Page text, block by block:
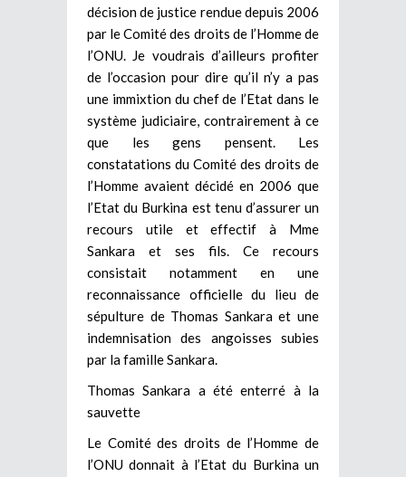
décision de justice rendue depuis 2006
par le Comité des droits de l’Homme de
l’ONU. Je voudrais d’ailleurs profiter
de l’occasion pour dire qu’il n’y a pas
une immixtion du chef de l’Etat dans le
système judiciaire, contrairement à ce
que les gens pensent. Les
constatations du Comité des droits de
l’Homme avaient décidé en 2006 que
l’Etat du Burkina est tenu d’assurer un
recours utile et effectif à Mme
Sankara et ses fils. Ce recours
consistait notamment en une
reconnaissance officielle du lieu de
sépulture de Thomas Sankara et une
indemnisation des angoisses subies
par la famille Sankara.
Thomas Sankara a été enterré à la
sauvette
Le Comité des droits de l’Homme de
l’ONU donnait à l’Etat du Burkina un